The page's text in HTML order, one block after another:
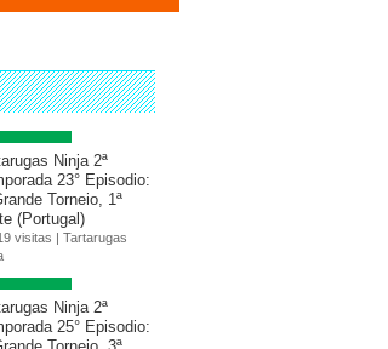
Ninja 2ª
23° Episodio:
Torneio, 1ª
(Portugal)
visitas | Tartarugas
Ninja 2ª
25° Episodio: